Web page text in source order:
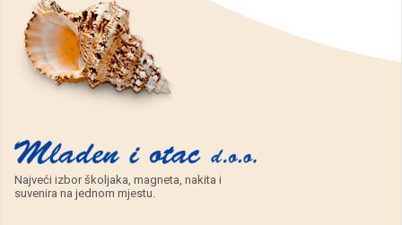
Najveći izbor školjaka, magneta, nakita i
suvenira na jednom mjestu.